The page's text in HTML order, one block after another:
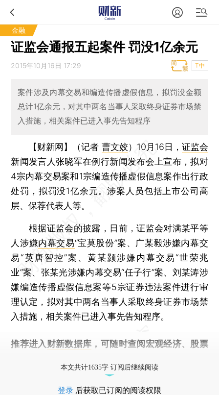
金融
证监会通报五起案件 罚没1亿余元
2015年10月16日 17:29 T中
案件涉及内幕交易和编造传播虚假信息，拟罚没金额
总计1亿余元，对其中两名当事人采取终身证券市场禁
入措施，相关案件已进入事先告知程序
【财新网】（记者 曹文姣） 10月16日， 证监会
新闻发言人张晓军在例行新闻发布会上宣布，拟对
4宗内幕交易案和1宗编造传播虚假信息案作出行政
处罚，拟罚没1亿余元。涉案人员包括上市公司高
层、保荐代表人等。
根据证监会的披露，日前，证监会对满某平等
人涉嫌内幕交易“宝莫股份”案、广某毅涉嫌内幕交
易“英唐智控”案、黄某颢涉嫌内幕交易“世荣兆
业”案、张某光涉嫌内幕交易“任子行”案、刘某涛涉
嫌编造传播虚假信息案等5宗证券违法案件进行审
理认定，拟对其中两名当事人采取终身证券市场禁
入措施，相关案件已进入事先告知程序。
推荐进入 财新数据库 ，可随时查阅宏观经济、股票
本文共计1635字 订阅后继续阅读
登录 后获取已订阅的阅读权限